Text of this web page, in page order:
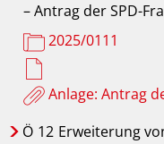
– Antrag der SPD-
2025/0111
Anlage: Antrag
Ö 12 Erweiterung